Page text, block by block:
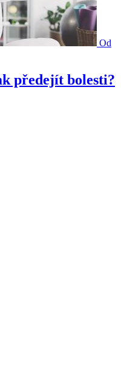
Od
předejít bolesti?